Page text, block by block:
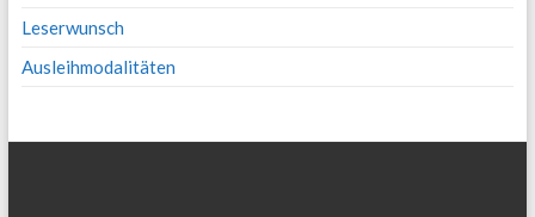
Leserwunsch
Ausleihmodalitäten